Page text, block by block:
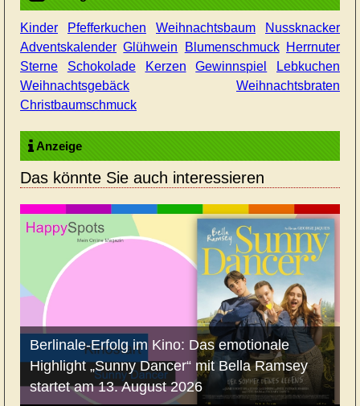
Kinder Pfefferkuchen Weihnachtsbaum
Nussknacker
Adventskalender Glühwein Blumenschmuck
Herrnuter
Sterne
Schokolade Kerzen Gewinnspiel
Lebkuchen
Weihnachtsgebäck
Weihnachtsbraten
Christbaumschmuck
Anzeige
Das könnte Sie auch interessieren
Berlinale-Erfolg im Kino: Das emotionale
Highlight „Sunny Dancer“ mit Bella Ramsey
startet am 13. August 2026